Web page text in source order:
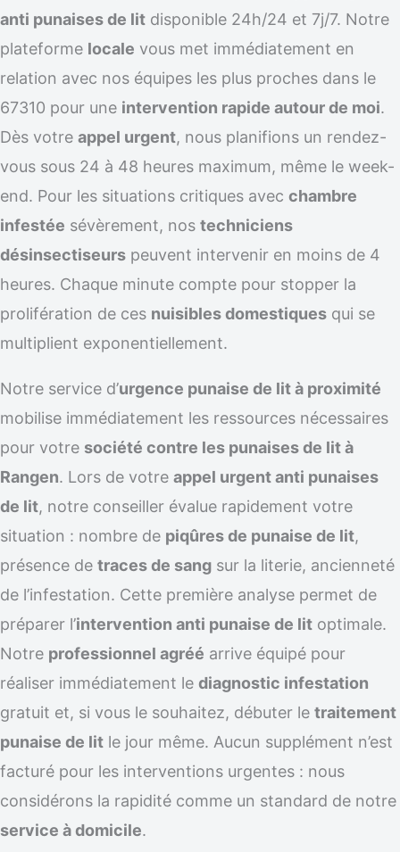
anti punaises de lit disponible 24h/24 et 7j/7. Notre
plateforme locale vous met immédiatement en
relation avec nos équipes les plus proches dans le
67310 pour une intervention rapide autour de moi.
Dès votre appel urgent, nous planifions un rendez-
vous sous 24 à 48 heures maximum, même le week-
end. Pour les situations critiques avec chambre
infestée sévèrement, nos techniciens
désinsectiseurs peuvent intervenir en moins de 4
heures. Chaque minute compte pour stopper la
prolifération de ces nuisibles domestiques qui se
multiplient exponentiellement.
Notre service d’urgence punaise de lit à proximité
mobilise immédiatement les ressources nécessaires
pour votre société contre les punaises de lit à
Rangen. Lors de votre appel urgent anti punaises
de lit, notre conseiller évalue rapidement votre
situation : nombre de piqûres de punaise de lit,
présence de traces de sang sur la literie, ancienneté
de l’infestation. Cette première analyse permet de
préparer l’intervention anti punaise de lit optimale.
Notre professionnel agréé arrive équipé pour
réaliser immédiatement le diagnostic infestation
gratuit et, si vous le souhaitez, débuter le traitement
punaise de lit le jour même. Aucun supplément n’est
facturé pour les interventions urgentes : nous
considérons la rapidité comme un standard de notre
service à domicile.